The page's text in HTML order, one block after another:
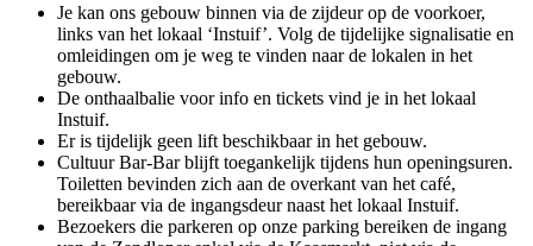
Je kan ons gebouw binnen via de zijdeur op de voorkoer,
links van het lokaal ‘Instuif’. Volg de tijdelijke signalisatie en
omleidingen om je weg te vinden naar de lokalen in het
gebouw.
De onthaalbalie voor info en tickets vind je in het lokaal
Instuif.
Er is tijdelijk geen lift beschikbaar in het gebouw.
Cultuur Bar-Bar blijft toegankelijk tijdens hun openingsuren.
Toiletten bevinden zich aan de overkant van het café,
bereikbaar via de ingangsdeur naast het lokaal Instuif.
Bezoekers die parkeren op onze parking bereiken de ingang